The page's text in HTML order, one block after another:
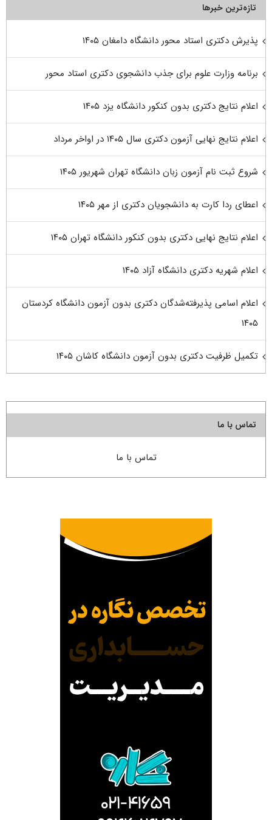
تازه‌ترین خبرها
پذیرش دکتری استاد محور دانشگاه دامغان ۱۴۰۵
برنامه وزارت علوم برای جذب دانشجوی دکتری استاد محور
اعلام نتایج دکتری بدون کنکور دانشگاه یزد ۱۴۰۵
اعلام نتایج نهایی آزمون دکتری سال ۱۴۰۵ در اواخر مرداد
شروع ثبت نام آزمون زبان دانشگاه تهران شهریور ۱۴۰۵
اعطای ردا کارت به دانشجویان دکتری از مهر ۱۴۰۵
اعلام نتایج نهایی دکتری بدون کنکور دانشگاه تهران ۱۴۰۵
اعلام شهریه دکتری دانشگاه آزاد ۱۴۰۵
اعلام اسامی پذیرفته‌شدگان دکتری بدون آزمون دانشگاه کردستان
۱۴۰۵
تکمیل ظرفیت دکتری بدون آزمون دانشگاه کاشان ۱۴۰۵
تماس با ما
تماس با ما